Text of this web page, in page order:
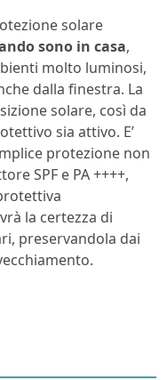
solare
sono in casa,
molto luminosi,
dalla finestra. La
solare, così da
sia attivo. E’
protezione non
SPF e PA ++++,
la certezza di
preservandola dai